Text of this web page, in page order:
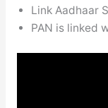
Link Aadhaar
PAN is linked